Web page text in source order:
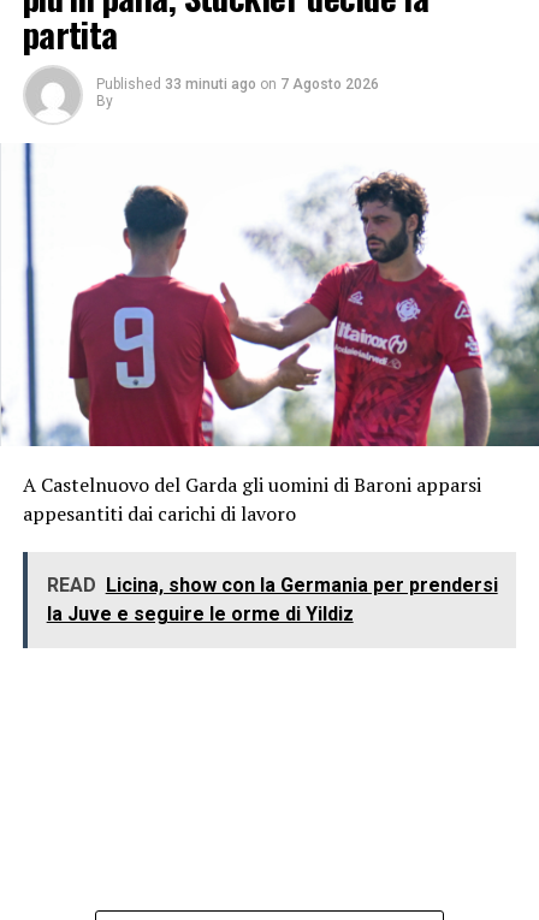
partita
Published 33 minuti ago on 7 Agosto 2026
By
A Castelnuovo del Garda gli uomini di Baroni apparsi
appesantiti dai carichi di lavoro
READ
Licina, show con la Germania per prendersi
la Juve e seguire le orme di Yildiz